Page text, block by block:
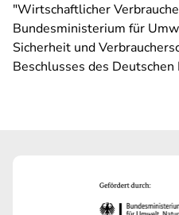
"Wirtschaftlicher
Bundesministerium für
Sicherheit und
Beschlusses des Deutschen